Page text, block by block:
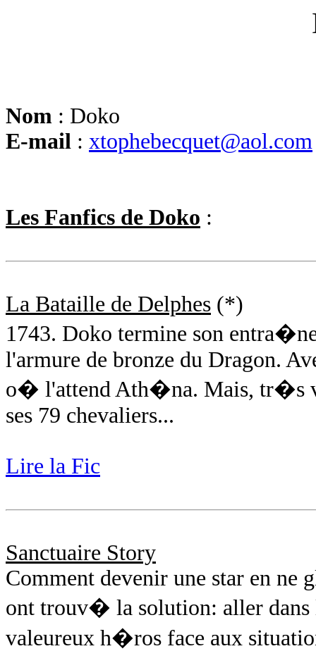
Nom : Doko
E-mail : xtophebecquet@aol.com
Les Fanfics de Doko :
La Bataille de Delphes (*)
1743. Doko termine son
l'armure de bronze du Dragon.
o� l'attend Ath�na. Mais, tr�s
ses 79 chevaliers...
Lire la Fic
Sanctuaire Story
Comment devenir une star en ne
ont trouv� la solution: aller
valeureux h�ros face aux